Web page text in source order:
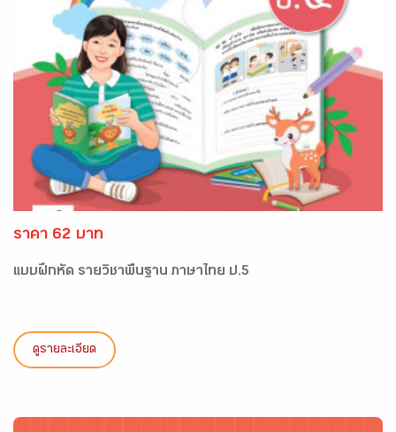
ราคา 62 บาท
แบบฝึกหัด รายวิชาพื้นฐาน ภาษาไทย ป.5
ดูรายละเอียด